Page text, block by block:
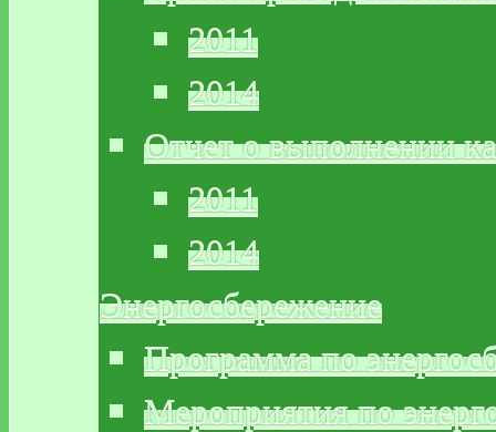
2011
2014
Отчет о выполнении
2011
2014
Энергосбережение
Программа по
Мероприятия по